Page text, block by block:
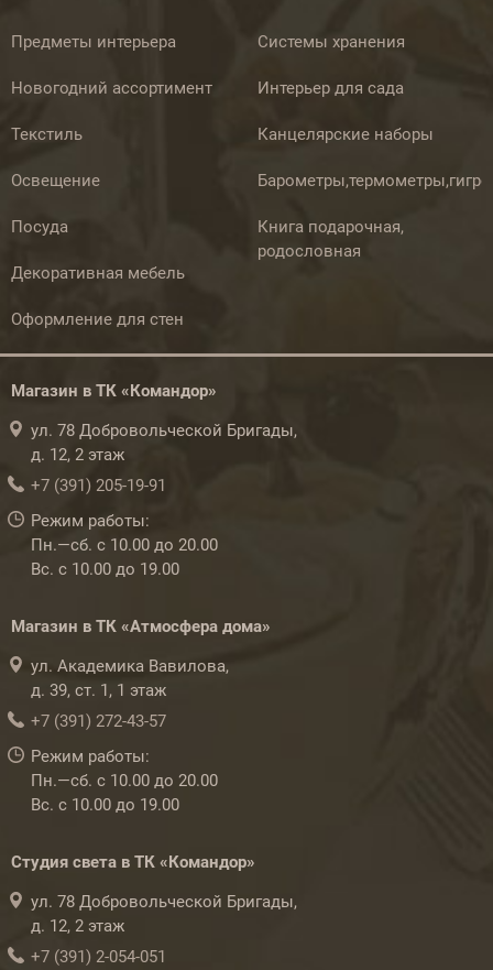
Предметы интерьера
Новогодний ассортимент
Текстиль
Освещение
Посуда
Декоративная мебель
Оформление для стен
Системы хранения
Интерьер для сада
Канцелярские наборы
Книга подарочная,
родословная
Магазин в ТК «Командор»
ул. 78 Добровольческой Бригады,
д. 12, 2 этаж
+7 (391) 205-19-91
Режим работы:
Пн.—сб. с 10.00 до 20.00
Вс. с 10.00 до 19.00
Магазин в ТК «Атмосфера дома»
ул. Академика Вавилова,
д. 39, ст. 1, 1 этаж
+7 (391) 272-43-57
Режим работы:
Пн.—сб. с 10.00 до 20.00
Вс. с 10.00 до 19.00
Студия света в ТК «Командор»
ул. 78 Добровольческой Бригады,
д. 12, 2 этаж
+7 (391) 2-054-051